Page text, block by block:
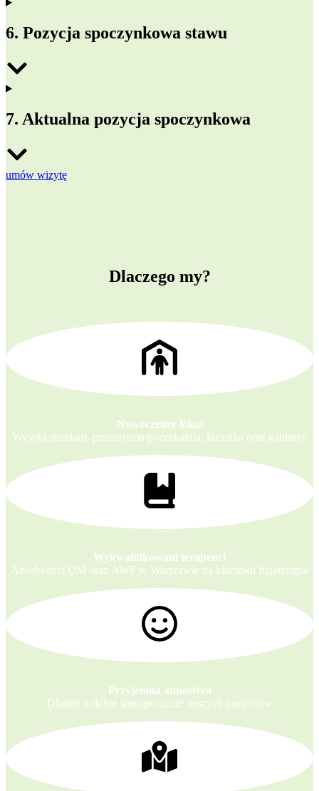
6. Pozycja spoczynkowa stawu
7. Aktualna pozycja spoczynkowa
umów wizytę
Dlaczego my?
Nowoczesny lokal
Wysoki standard, przestronna poczekalnia, łazienka oraz gabinety
Wykwalifikowani terapeuci
Absolwenci UM oraz AWF w Warszawie na kierunku fizjoterapia
Przyjemna atmosfera
Dbamy o dobre samopoczucie naszych pacjentów